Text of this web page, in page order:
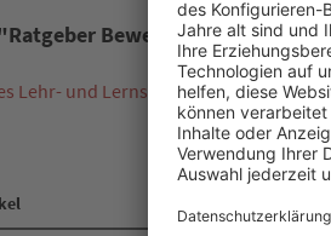
Bewegungsjagd auf
Lehr- und Lernsystem GmbH